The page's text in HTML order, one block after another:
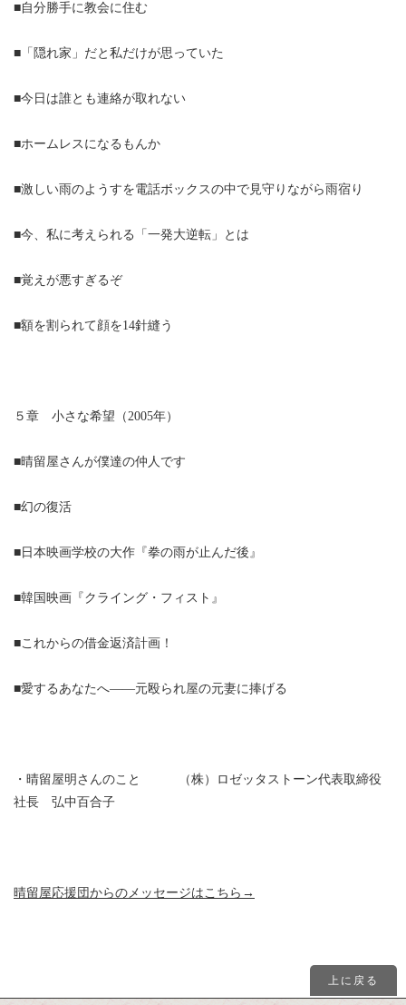
■自分勝手に教会に住む
■「隠れ家」だと私だけが思っていた
■今日は誰とも連絡が取れない
■ホームレスになるもんか
■激しい雨のようすを電話ボックスの中で見守りながら雨宿り
■今、私に考えられる「一発大逆転」とは
■覚えが悪すぎるぞ
■額を割られて顔を14針縫う
５章 小さな希望（2005年）
■晴留屋さんが僕達の仲人です
■幻の復活
■日本映画学校の大作『拳の雨が止んだ後』
■韓国映画『クライング・フィスト』
■これからの借金返済計画！
■愛するあなたへ——元殴られ屋の元妻に捧げる
・晴留屋明さんのこと （株）ロゼッタストーン代表取締役
社長 弘中百合子
晴留屋応援団からのメッセージはこちら→
上に戻る